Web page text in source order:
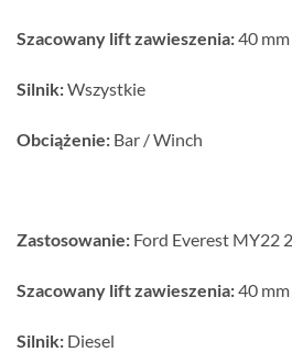
Szacowany lift zawieszenia:40 mm
Silnik:Wszystkie
Obciążenie: Bar / Winch
Zastosowanie: Ford Everest MY22
Szacowany lift zawieszenia:40 mm
Silnik: Diesel